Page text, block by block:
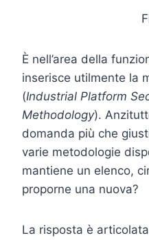
È nell’area della
inserisce utilmente la
(Industrial Platform
Methodology).
domanda più che
varie metodologie
mantiene un elenco,
proporne una nuova?
La risposta è